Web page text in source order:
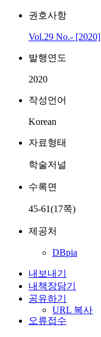
권호사항
Vol.29 No.- [2020]
발행연도
2020
작성언어
Korean
자료형태
학술저널
수록면
45-61(17쪽)
제공처
DBpia
내보내기
내책장담기
공유하기
URL 복사
오류접수